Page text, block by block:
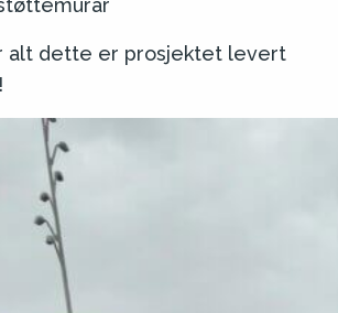
alt dette er prosjektet levert